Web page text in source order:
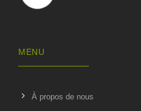
MENU
À propos de nous